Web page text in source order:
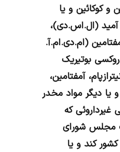
کوکائین و یا
آمید (ال.اس.دی)،
(ام.دی.ام.آ.
بوتیریک
آمفتامین،
دیگر مواد مخدر
غیرداروئی که
مجلس شورای
کند و یا